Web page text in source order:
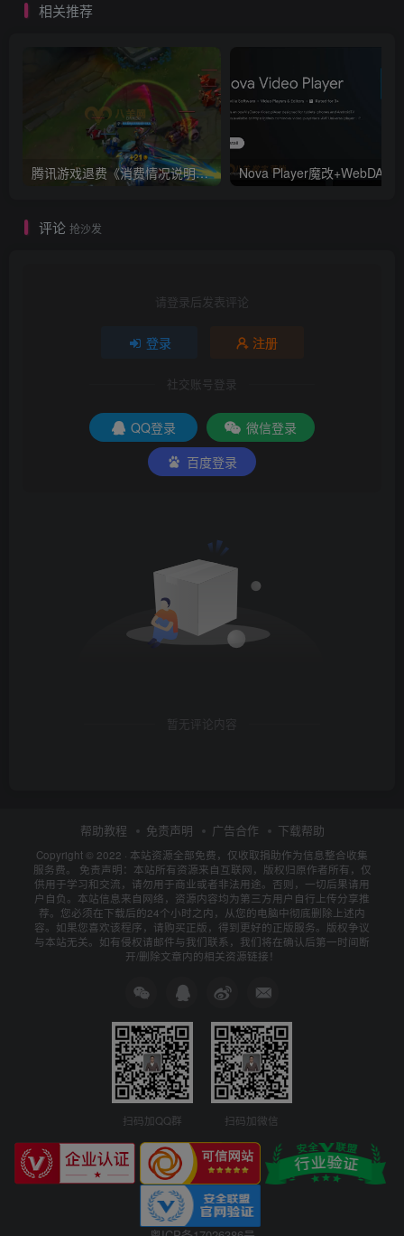
相关推荐
腾讯游戏退费《消费情况说明书》怎么写 模板下载 腾讯未成年退款消费情况说明书
评论 抢沙发
请登录后发表评论
登录 注册
社交账号登录
QQ登录
微信登录
百度登录
暂无评论内容
帮助教程 免责声明 广告合作 下载帮助
Copyright © 2022 · 本站资源全部免费，仅收取捐助作为信息整合收集
服务费。
免责声明：本站所有资源来自互联网，版权归原作者所有，仅
供用于学习和交流，请勿用于商业或者非法用途。否则，一切后果请用
户自负。本站信息来自网络，资源内容均为第三方用户自行上传分享推
荐。您必须在下载后的24个小时之内，从您的电脑中彻底删除上述内
容。如果您喜欢该程序，请购买正版，得到更好的正版服务。版权争议
与本站无关。如有侵权请邮件与我们联系，我们将在确认后第一时间断
开/删除文章内的相关资源链接！
扫码加QQ群 扫码加微信